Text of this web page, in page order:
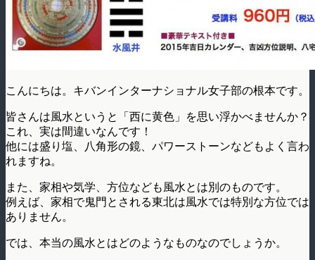
こんにちは。キバンインターナショナル女子部の根本です。
皆さんは風水というと「西に黄色」を思い浮かべませんか？
これ、実は間違いなんです！
他には盛り塩、八角形の鏡、パワーストーンなどもよく言わ
れますね。
また、家相や気学、方位なども風水とは別のものです。
例えば、家相で鬼門とされる東北は風水では特別な方位では
ありません。
では、本当の風水とはどのようなものなのでしょうか。